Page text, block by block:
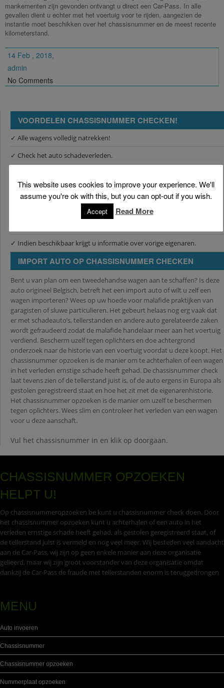
mankementen zijn gevonden ontvangt u direct een Car-Pass. In alle
gevallen dient u echter met het voertuig voor te rijden, aangezien de
instantie moet beschikken over het chassisnummer en de meest recente
kilometerstand.
14 Feb , 2018,
admin
No Comments
VOORDELEN CHASSISNUMMER CHECKEN!
✓ Alle wagens volledig natrekken!
✓ Check het auto schadeverleden.
✓ Volledig inzicht in autohistorie.
✓ Check of de tellersland juist is.
✓ Indien beschikbaar krijgt u informatie over vorige eigenaren.
IMPORT AUTO OP CHASSISNUMMER CHECKEN
Bent u van plan om een tweedehandse wagen aan te schaffen? Is deze
auto origineel Belgisch, betreft het een import auto of wilt u zelf een
wagen importeren? Wees op uw hoede voor malafide praktijken van
garagisten of sluwe particulieren. Het gebeurt helaas nog erg vaak dat
er met schadeauto’s, tellerstanden en andere auto gerelateerde zaken
wordt gefraudeerd zodat de malafide handelaar meer aan het voertuig
verdiend. Bescherm uzelf tegen oplichters en doe achtergrond
onderzoek naar de historie van een voertuig voordat u deze koopt. Het
chassisnummer opzoeken is de manier om te achterhalen of een wagen
in het verleden ernstige schade heeft gehad. De chassisnummer check
laat tevens zien of de tellerstand juist is, of de auto ergens in Europa als
gestolen geregistreerd staat en hoe het zit met de eigenarenhistorie.
Het chassisnummer opzoeken is de manier om uzelf te beschermen
tegen oplichters. Wees slim en controleer het verleden van een wagen
voor u deze aanschaft.
Vul het chassisnummer in en klik op doorgaan.
CHASSISNUMMER OPZOEKEN
HELPT U!
Op chassisnummeropzoeken.be kunt u chassisnummer check doen. Door
het chassisnummer opzoeken kunt u achterhalen of een auto in het
verleden ernstige schade heeft gehad, als gestolen geregistreerd staat, of
de tellerstand juist is vermeld en nog veel meer. Wij besteden veel aandacht
aan de Car-Pass, wij zijn op geen enkele manier aan deze organisatie
gelieerd, maar wij zijn groot voorstander van deze organisatie omdat
dankzij de Car-Pass de fraude met tellerstanden enorm is teruggedrongen.
MENU
Auto invoeren
Chassisnummer
Chassisnummer opzoeken
Nummerplaat opzoeken
This website uses cookies to improve your experience. We'll
assume you're ok with this, but you can opt-out if you wish.
Accept Read More